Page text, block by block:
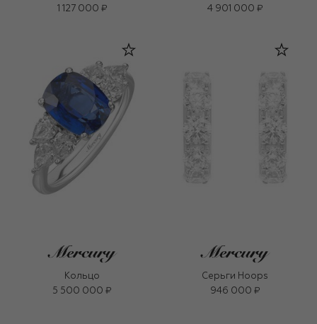
1 127 000 ₽
4 901 000 ₽
Кольцо
5 500 000 ₽
Серьги Hoops
946 000 ₽